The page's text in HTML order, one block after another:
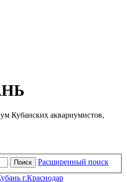
Кубанских аквариумистов,
Поиск Расширенный поиск